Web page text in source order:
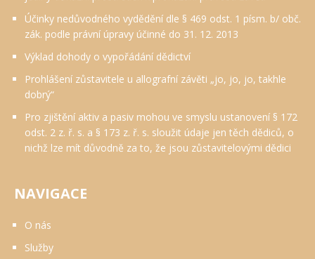
Účinky nedůvodného vydědění dle § 469 odst. 1 písm. b/ obč.
zák. podle právní úpravy účinné do 31. 12. 2013
Výklad dohody o vypořádání dědictví
Prohlášení zůstavitele u allografní závěti „jo, jo, jo, takhle
dobrý“
Pro zjištění aktiv a pasiv mohou ve smyslu ustanovení § 172
odst. 2 z. ř. s. a § 173 z. ř. s. sloužit údaje jen těch dědiců, o
nichž lze mít důvodně za to, že jsou zůstavitelovými dědici
NAVIGACE
O nás
Služby